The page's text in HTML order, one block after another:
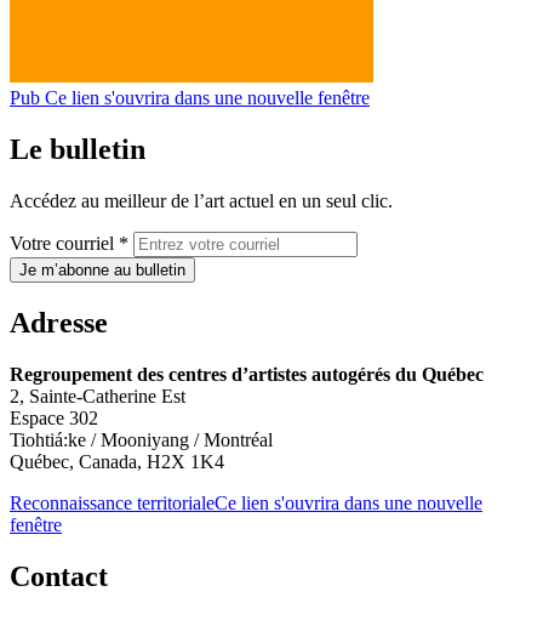
Pub Ce lien s'ouvrira dans une nouvelle fenêtre
Le bulletin
Accédez au meilleur de l’art actuel en un seul clic.
Votre courriel *
Je m’abonne au bulletin
Adresse
Regroupement des centres d’artistes autogérés du Québec
2, Sainte-Catherine Est
Espace 302
Tiohtiá:ke / Mooniyang / Montréal
Québec, Canada, H2X 1K4
Reconnaissance territorialeCe lien s'ouvrira dans une nouvelle
fenêtre
Contact